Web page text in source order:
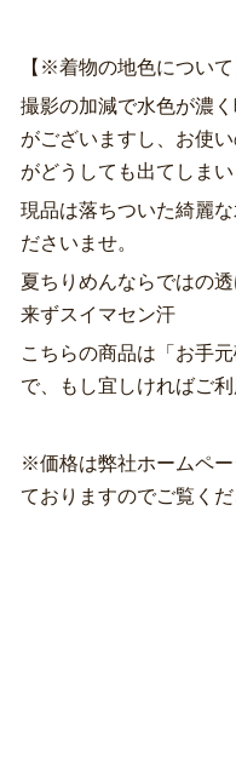
【※着物の地色について
撮影の加減で水色が濃
がございますし、お使
がどうしても出てしまい
現品は落ちついた綺麗
ださいませ。
夏ちりめんならではの
来ずスイマセン汗
こちらの商品は「お手
で、もし宜しければご利
※価格は弊社ホームペ
ておりますのでご覧くだ